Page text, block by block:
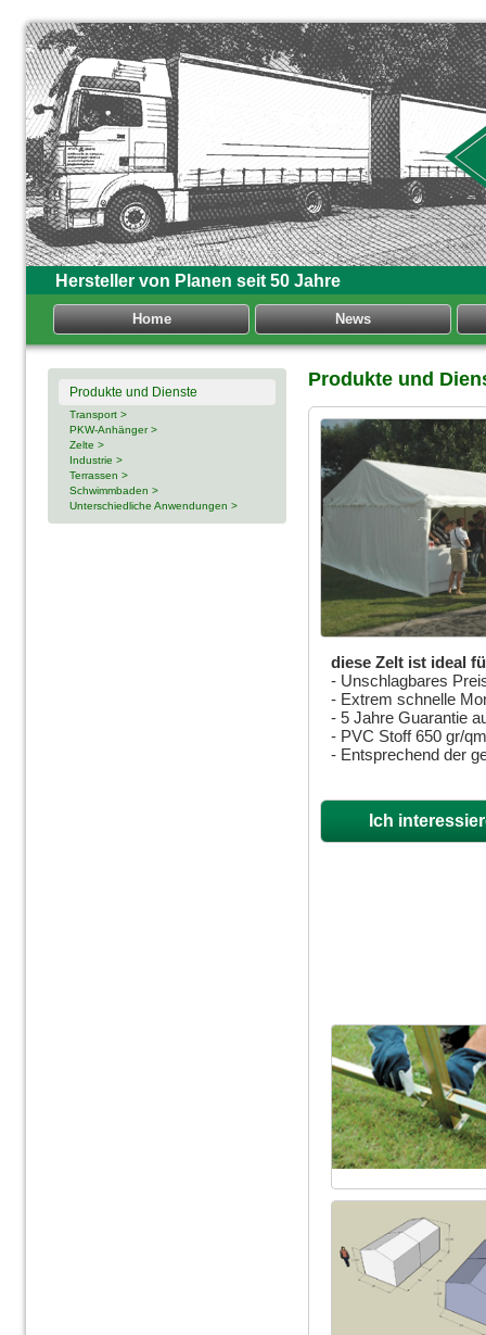
Hersteller von Planen seit 50 Jahre
Home News
Produkte und Dienste
Transport >
PKW-Anhänger >
Zelte >
Industrie >
Terrassen >
Schwimmbaden >
Unterschiedliche Anwendungen >
Produkte und
diese Zelt ist ideal
- Unschlagbares
- Extrem schnelle
- 5 Jahre Guarantie
- PVC Stoff 650 gr/
- Entsprechend der
Ich